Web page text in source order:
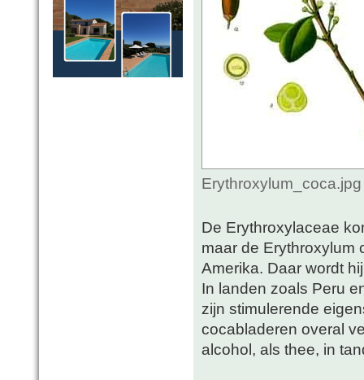
De Erythroxylaceae
maar de Erythroxylum
Amerika. Daar wordt
In landen zoals Peru
zijn stimulerende
cocabladeren overal
alcohol, als thee, in